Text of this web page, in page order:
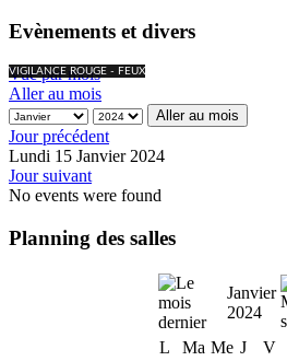
Evènements et divers
VIGILANCE ROUGE - FEUX
Vue par mois
Aller au mois
Aller au mois
Jour précédent
Lundi 15 Janvier 2024
Jour suivant
No events were found
Planning des salles
Janvier
2024
L
Ma Me J V